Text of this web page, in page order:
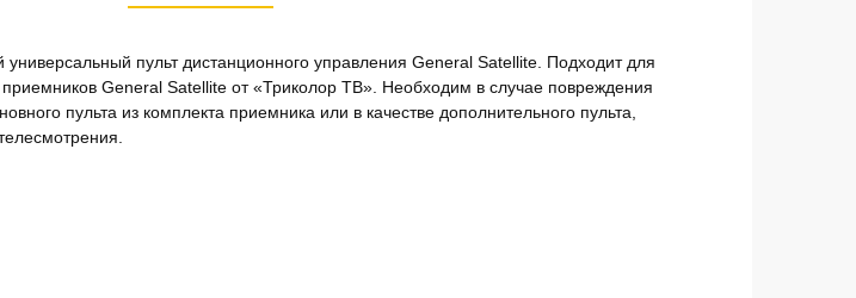
пульт дистанционного управления General Satellite. Подходит для
General Satellite от «Триколор ТВ». Необходим в случае повреждения
пульта из комплекта приемника или в качестве дополнительного пульта,